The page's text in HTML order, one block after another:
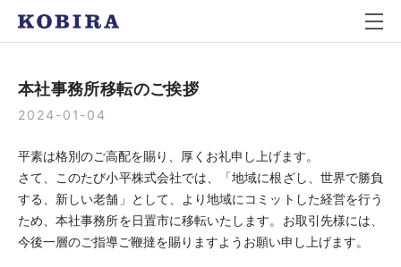
本社事務所移転のご挨拶
2024-01-04
平素は格別のご高配を賜り、厚くお礼申し上げます。
さて、このたび小平株式会社では、「地域に根ざし、世界で勝負
する、新しい老舗」として、より地域にコミットした経営を行う
ため、本社事務所を日置市に移転いたします。お取引先様には、
今後一層のご指導ご鞭撻を賜りますようお願い申し上げます。